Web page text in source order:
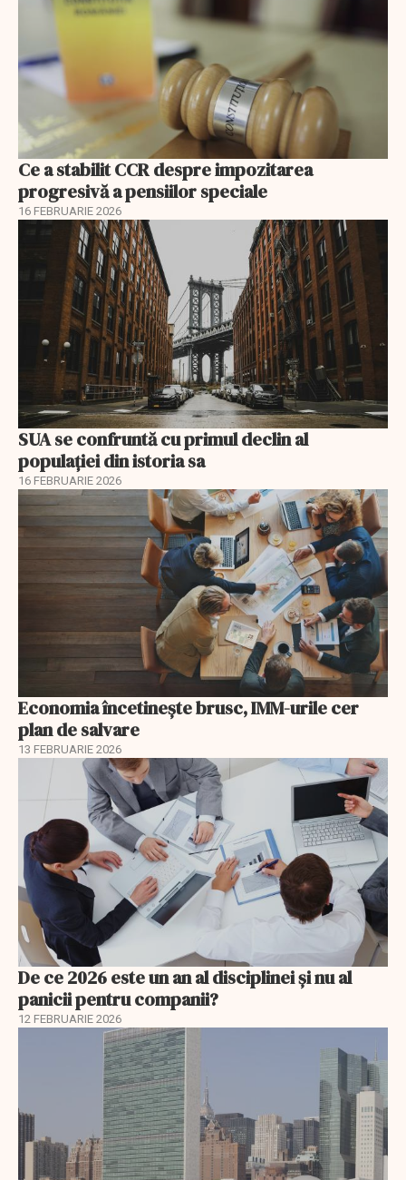
Ce a stabilit CCR despre impozitarea
progresivă a pensiilor speciale
16 FEBRUARIE 2026
SUA se confruntă cu primul declin al
populației din istoria sa
16 FEBRUARIE 2026
Economia încetinește brusc, IMM-urile cer
plan de salvare
13 FEBRUARIE 2026
De ce 2026 este un an al disciplinei și nu al
panicii pentru companii?
12 FEBRUARIE 2026